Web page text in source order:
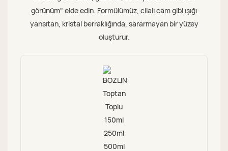
görünüm" elde edin. Formülümüz, cilalı cam gibi ışığı
yansıtan, kristal berraklığında, sararmayan bir yüzey
oluşturur.